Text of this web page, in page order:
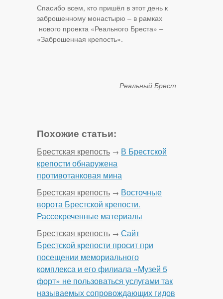
Спасибо всем, кто пришёл в этот день к
заброшенному монастырю – в рамках
нового проекта «Реального Бреста» –
«Заброшенная крепость».
Реальный Брест
Похожие статьи:
Брестская крепость → В Брестской
крепости обнаружена
противотанковая мина
Брестская крепость → Восточные
ворота Брестской крепости.
Рассекреченные материалы
Брестская крепость → Сайт
Брестской крепости просит при
посещении мемориального
комплекса и его филиала «Музей 5
форт» не пользоваться услугами так
называемых сопровождающих гидов